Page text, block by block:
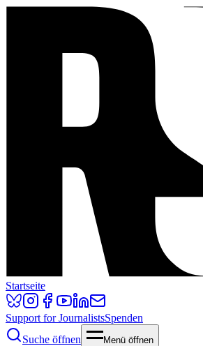
Startseite
Support for JournalistsSpenden
Suche öffnen
Menü öffnen